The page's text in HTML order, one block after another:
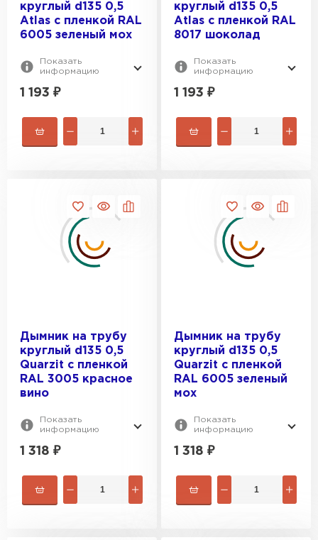
круглый d135 0,5
Atlas с пленкой RAL
6005 зеленый мох
Показать
информацию
1 193 ₽
круглый d135 0,5
Atlas с пленкой RAL
8017 шоколад
Показать
информацию
1 193 ₽
Дымник на трубу
круглый d135 0,5
Quarzit с пленкой
RAL 3005 красное
вино
Показать
информацию
1 318 ₽
Дымник на трубу
круглый d135 0,5
Quarzit с пленкой
RAL 6005 зеленый
мох
Показать
информацию
1 318 ₽